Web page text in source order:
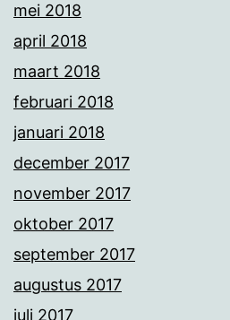
mei 2018
april 2018
maart 2018
februari 2018
januari 2018
december 2017
november 2017
oktober 2017
september 2017
augustus 2017
juli 2017